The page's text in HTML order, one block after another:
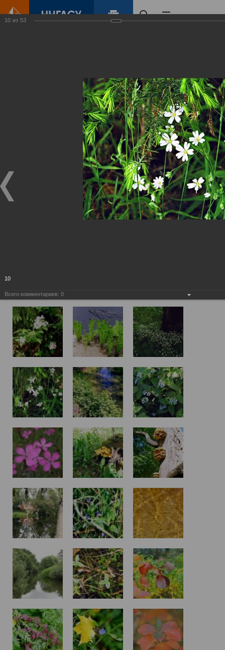
Виртуальные
выставки
(фотоальбомы)
10 из 53
10
Всего комментариев: 0